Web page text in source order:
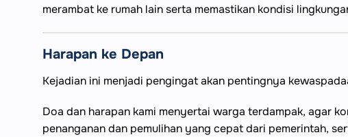
merambat ke rumah lain serta memastikan kondisi
Harapan ke Depan
Kejadian ini menjadi pengingat akan pentingnya
Doa dan harapan kami menyertai warga terdampak, agar
penanganan dan pemulihan yang cepat dari pemerintah,